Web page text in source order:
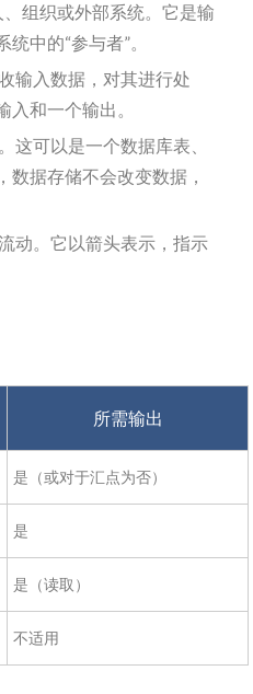
组织或外部系统。它是输
中的“参与者”。
输入数据，对其进行处
和一个输出。
这可以是一个数据库表、
据存储不会改变数据，
动。它以箭头表示，指示
所需输出
是（或对于汇点为否）
是
是（读取）
不适用